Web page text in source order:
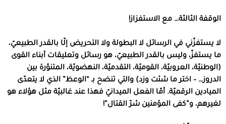
الوقفة الثالثة… مع الاستفزاز!
لا يستفزّني في الرسائل لا البطولة ولا التحريض إلّا بالقدر الطبيعيّ،
ما يستفزّ، وليس بالقدر الطبيعيّ، هو رسائل وتعليقات أبناء القوى
(الوطنيّة، العروبيّة، القوميّة، التقدميّة، النهضويّة، المتنوّرة بين
الدروز… – اختر ما شئت وزد) والتي تنضح بـ “الوعظ” الذي لا يتعدّى
الميادين الرقميّة. أمّا الفعل الميدانيّ فهذا عند غالبيّة مثل هؤلاء هو
لغيرهم، و”كفى المؤمنين شرّ القتال”!